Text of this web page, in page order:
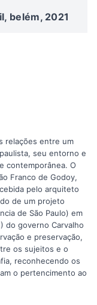
belém, 2021
relações entre um
seu entorno e
contemporânea. O
Franco de Godoy,
pelo arquiteto
de um projeto
de São Paulo) em
do governo Carvalho
e preservação,
os sujeitos e o
reconhecendo os
o pertencimento ao